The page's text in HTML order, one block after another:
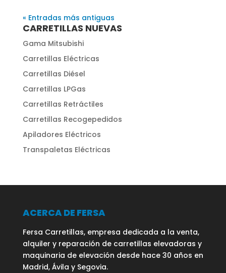
« Entradas más antiguas
CARRETILLAS NUEVAS
Gama Mitsubishi
Carretillas Eléctricas
Carretillas Diésel
Carretillas LPGas
Carretillas Retráctiles
Carretillas Recogepedidos
Apiladores Eléctricos
Transpaletas Eléctricas
ACERCA DE FERSA
Fersa Carretillas, empresa dedicada a la venta,
alquiler y reparación de carretillas elevadoras y
maquinaria de elevación desde hace 30 años en
Madrid, Ávila y Segovia.